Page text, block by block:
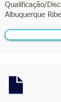
Qualificação/
Albuquerque